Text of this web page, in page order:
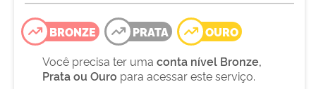
BRONZE PRATA
OURO
Você precisa ter uma conta nível Bronze,
Prata ou Ouro para acessar este serviço.